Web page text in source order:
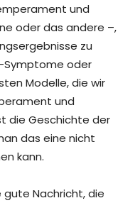
und
oder das andere –,
zu
Symptome oder
Modelle, die wir
und
die Geschichte der
das eine nicht
kann.
Nachricht, die